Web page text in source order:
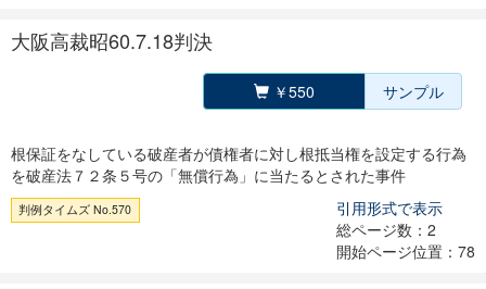
大阪高裁昭60.7.18判決
￥550 サンプル
根保証をなしている破産者が債権者に対し根抵当権を設定する行為
を破産法７２条５号の「無償行為」に当たるとされた事件
判例タイムズ No.570
引用形式で表示
総ページ数：2
開始ページ位置：78